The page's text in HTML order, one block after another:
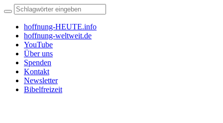
hoffnung-HEUTE.info
hoffnung-weltweit.de
YouTube
Über uns
Spenden
Kontakt
Newsletter
Bibelfreizeit